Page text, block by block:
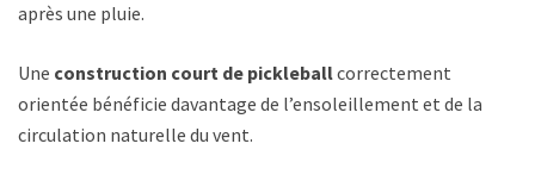
après une pluie.
Une construction court de pickleballcorrectement
orientée bénéficie davantage de l’ensoleillement et de la
circulation naturelle du vent.